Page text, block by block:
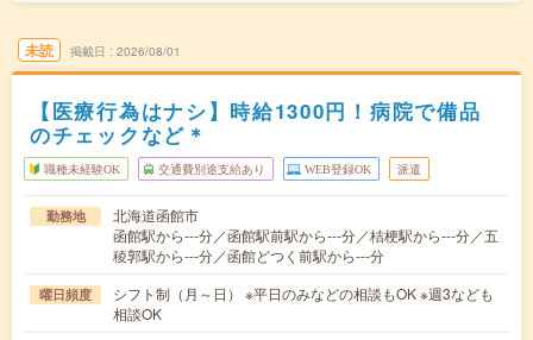
未読 掲載日 2026/08/01
【医療行為はナシ】時給1300円！病院で備品
のチェックなど＊
職種未経験OK 交通費別途支給あり WEB登録OK 派遣
勤務地
北海道函館市
函館駅から---分／函館駅前駅から---分／桔梗駅から---分／五
稜郭駅から---分／函館どつく前駅から---分
曜日頻度
シフト制（月～日） ※平日のみなどの相談もOK ※週3なども
相談OK